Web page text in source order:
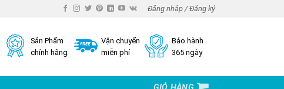
Đăng nhập / Đăng ký
Sản Phẩm
chính hãng
Vận chuyển
miễn phí
Bảo hành
365 ngày